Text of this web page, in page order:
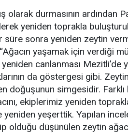
olarak durmasının ardından
yeniden toprakla
süre sonra yeniden zeytin
yaşamak için verdiği
canlanması Mezitli’de
da göstergesi gibi.
doğuşunun simgesidir.
ekiplerimiz yeniden
yeniden yeşerttik. Yapılan
olduğu düşünülen zeytin